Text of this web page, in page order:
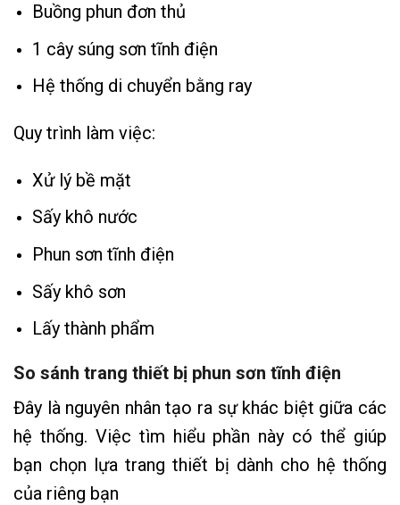
Buồng phun đơn thủ
1 cây súng sơn tĩnh điện
Hệ thống di chuyển bằng ray
Quy trình làm việc:
Xử lý bề mặt
Sấy khô nước
Phun sơn tĩnh điện
Sấy khô sơn
Lấy thành phẩm
So sánh trang thiết bị phun sơn tĩnh điện
Đây là nguyên nhân tạo ra sự khác biệt giữa các
hệ thống. Việc tìm hiểu phần này có thể giúp
bạn chọn lựa trang thiết bị dành cho hệ thống
của riêng bạn